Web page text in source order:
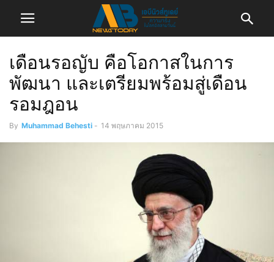
เดือนรอญับ คือโอกาสในการ
พัฒนา และเตรียมพร้อมสู่เดือน
รอมฎอน
By Muhammad Behesti - 14 พฤษภาคม 2015